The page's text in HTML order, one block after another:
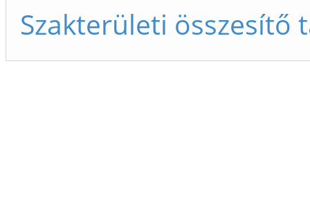
Szakterületi összesítő